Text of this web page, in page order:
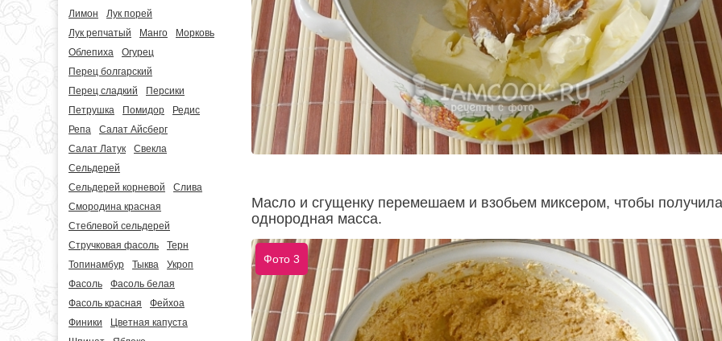
Лимон
Лук порей
Лук репчатый
Манго
Морковь
Облепиха
Огурец
Перец болгарский
Перец сладкий
Персики
Петрушка
Помидор
Редис
Репа
Салат Айсберг
Салат Латук
Свекла
Сельдерей
Сельдерей корневой
Слива
Смородина красная
Стеблевой сельдерей
Стручковая фасоль
Терн
Топинамбур
Тыква
Укроп
Фасоль
Фасоль белая
Фасоль красная
Фейхоа
Финики
Цветная капуста
Масло и сгущенку перемешаем и взобьем миксером, чтобы
однородная масса.
Фото 3